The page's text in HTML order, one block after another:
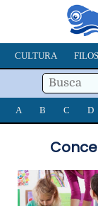
CULTURA
A B C D